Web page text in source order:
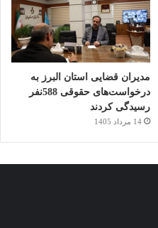
مدیران قضایی استان البرز به
درخواست‌های حقوقی 588نفر
رسیدگی کردند
14 مرداد 1405